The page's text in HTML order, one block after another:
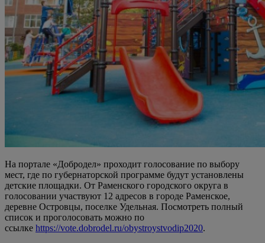
На портале «Добродел» проходит голосование по выбору
мест, где по губернаторской программе будут установлены
детские площадки. От Раменского городского округа в
голосовании участвуют 12 адресов в городе Раменское,
деревне Островцы, поселке Удельная. Посмотреть полный
список и проголосовать можно по
ссылке https://vote.dobrodel.ru/obystroystvodip2020.